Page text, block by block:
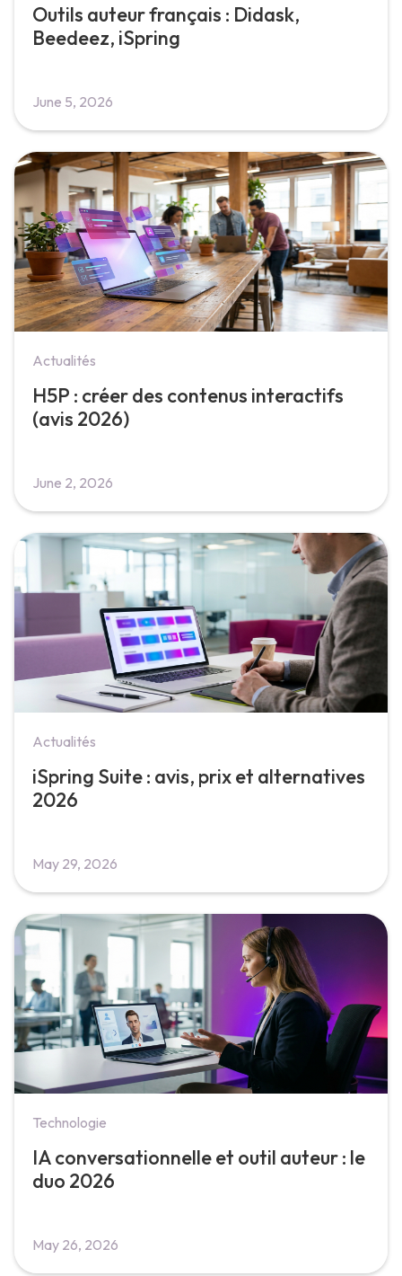
Outils auteur français : Didask,
Beedeez, iSpring
June 5, 2026
Actualités
H5P : créer des contenus interactifs
(avis 2026)
June 2, 2026
Actualités
iSpring Suite : avis, prix et alternatives
2026
May 29, 2026
Technologie
IA conversationnelle et outil auteur : le
duo 2026
May 26, 2026